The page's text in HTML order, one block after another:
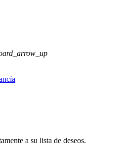
a su lista de deseos.